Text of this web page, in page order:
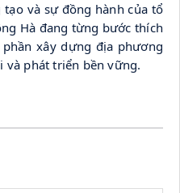
và sự đồng hành của tổ
Hà đang từng bước thích
xây dựng địa phương
và phát triển bền vững.